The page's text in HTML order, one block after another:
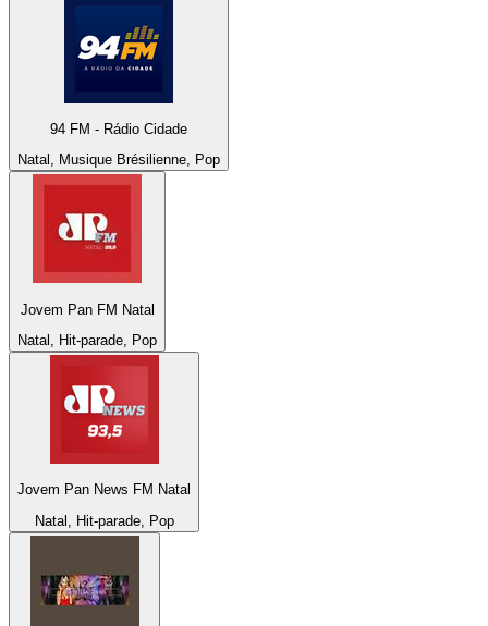
94 FM - Rádio Cidade
Natal, Musique Brésilienne, Pop
Jovem Pan FM Natal
Natal, Hit-parade, Pop
Jovem Pan News FM Natal
Natal, Hit-parade, Pop